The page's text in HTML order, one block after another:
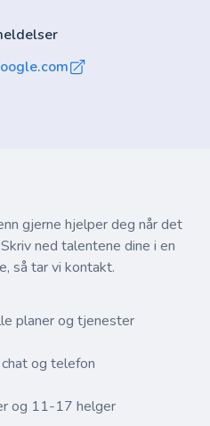
gjerne hjelper deg når det
ned talentene dine i en
så tar vi kontakt.
planer og tjenester
og telefon
og 11-17 helger